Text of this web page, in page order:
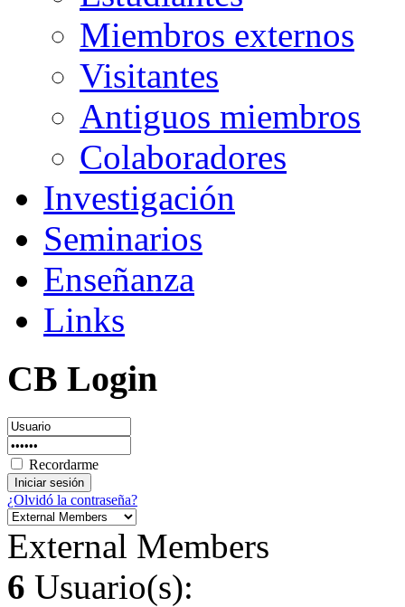
Miembros externos
Visitantes
Antiguos miembros
Colaboradores
Investigación
Seminarios
Enseñanza
Links
CB Login
Recordarme
¿Olvidó la contraseña?
External Members
6 Usuario(s):